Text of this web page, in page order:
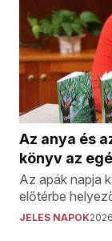
Az anya és
könyv az
Az apák napja
előtérbe
JELES NAPOK